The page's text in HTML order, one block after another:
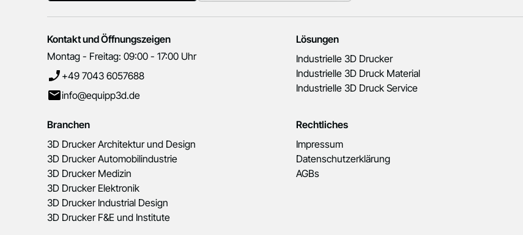
Kontakt und Öffnungszeigen
Montag - Freitag: 09:00 - 17:00 Uhr
+49 7043 6057688
info@equipp3d.de
Lösungen
Industrielle 3D Drucker
Industrielle 3D Druck Material
Industrielle 3D Druck Service
Branchen
3D Drucker Architektur und Design
3D Drucker Automobilindustrie
3D Drucker Medizin
3D Drucker Elektronik
3D Drucker Industrial Design
3D Drucker F&E und Institute
Rechtliches
Impressum
Datenschutzerklärung
AGBs